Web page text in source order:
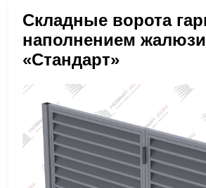
Складные ворота
наполнением жалюзи
«Стандарт»